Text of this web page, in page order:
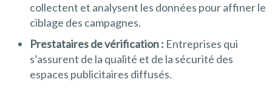
collectent et analysent les données pour affiner le
ciblage des campagnes.
Prestataires de vérification : Entreprises qui
s’assurent de la qualité et de la sécurité des
espaces publicitaires diffusés.